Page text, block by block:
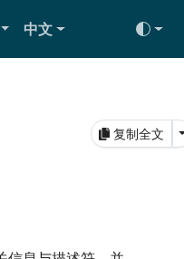
中文
复制全文